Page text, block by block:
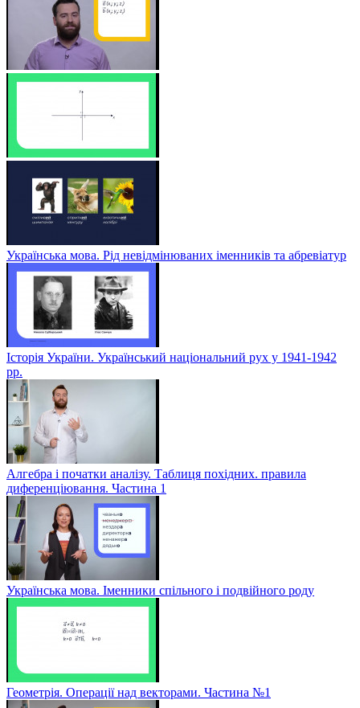
Українська мова. Рід невідмінюваних іменників та абревіатур
Історія України. Український національний рух у 1941-1942
рр.
Алгебра і початки аналізу. Таблиця похідних. правила
диференціювання. Частина 1
Українська мова. Іменники спільного і подвійного роду
Геометрія. Операції над векторами. Частина №1